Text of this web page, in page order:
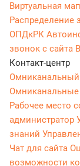
Виртуальная
Распределение
ОПДкРК
звонок с сайта
Контакт-центр
Омниканальный
Рабочее место
администратор
знаний
Чат для сайта
возможности